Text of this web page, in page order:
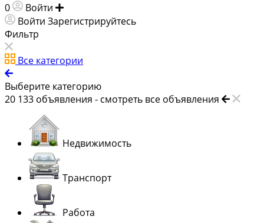
0 Войти
Войти Зарегистрируйтесь
Фильтр
Все категории
Выберите категорию
20 133 объявления - смотреть все объявления
Недвижимость
Транспорт
Работа